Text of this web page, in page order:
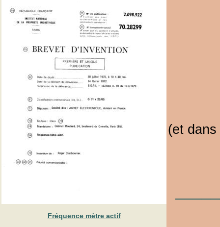
Fréquence mètre actif
(et